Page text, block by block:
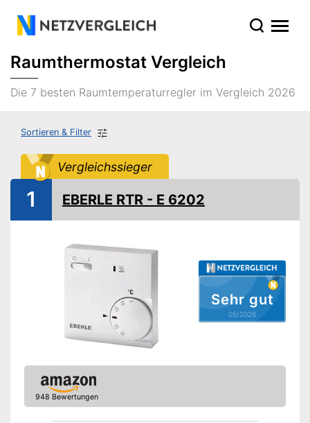
Raumthermostat Vergleich
Die 7 besten Raumtemperaturregler im Vergleich 2026
Sortieren & Filter
Vergleichssieger
Sehr gut
05/2026
1 EBERLE RTR - E 6202
948 Bewertungen